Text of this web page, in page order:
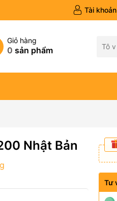
Tài khoản
Giỏ hàng
0 sản phẩm
Nhật Bản
Tư